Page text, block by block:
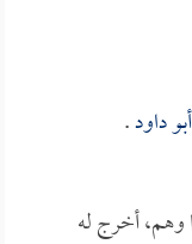
أبو داود.
وهم، أخرج له